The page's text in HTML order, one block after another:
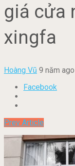
giá cửa
xingfa
Hoàng Vũ 9 năm ago
Facebook
Prev Article